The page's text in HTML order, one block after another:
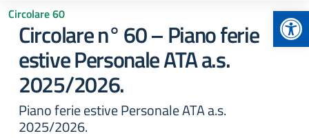
Circolare 60
Circolare n° 60 – Piano ferie
estive Personale ATA a.s.
2025/2026.
Piano ferie estive Personale ATA a.s.
2025/2026.